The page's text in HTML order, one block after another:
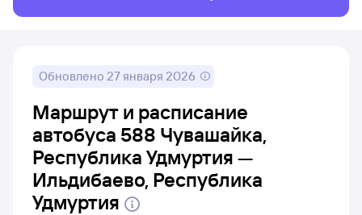
Обновлено 27 января 2026
Маршрут и расписание
автобуса 588 Чувашайка,
Республика Удмуртия —
Ильдибаево, Республика
Удмуртия